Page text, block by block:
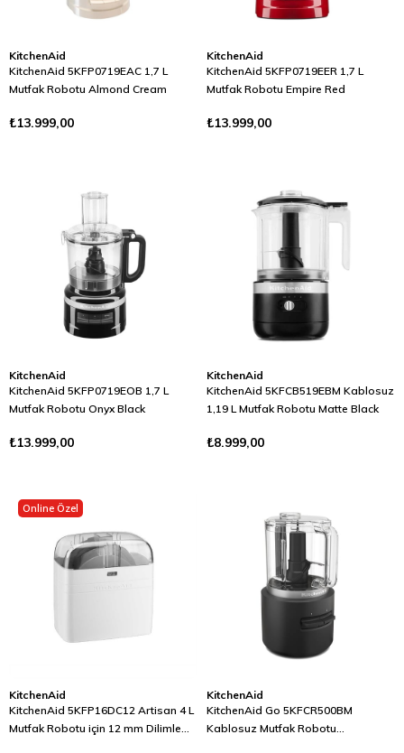
KitchenAid
KitchenAid 5KFP0719EAC 1,7 L
Mutfak Robotu Almond Cream
₺13.999,00
KitchenAid
KitchenAid 5KFP0719EER 1,7 L
Mutfak Robotu Empire Red
₺13.999,00
KitchenAid
KitchenAid 5KFP0719EOB 1,7 L
Mutfak Robotu Onyx Black
₺13.999,00
KitchenAid
KitchenAid 5KFCB519EBM Kablosuz
1,19 L Mutfak Robotu Matte Black
₺8.999,00
KitchenAid
KitchenAid 5KFP16DC12 Artisan 4 L
Mutfak Robotu için 12 mm Dilimleme
Online Özel
KitchenAid
KitchenAid Go 5KFCR500BM
Kablosuz Mutfak Robotu